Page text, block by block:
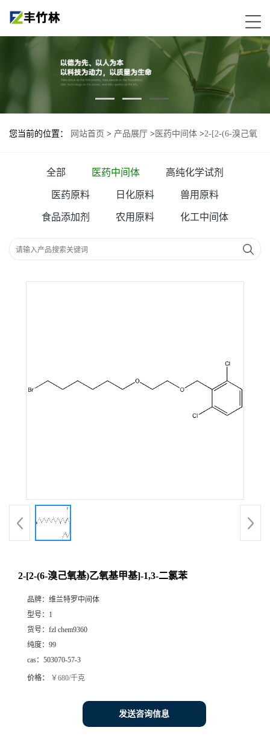
您当前的位置： 网站首页 > 产品展厅 > 医药中间体 >2-[2-(6-溴己氧
全部 医药中间体 高纯化学试剂
医药原料 日化原料 兽用原料
食品添加剂 农用原料 化工中间体
2-[2-(6-溴己氧基)乙氧基甲基]-1,3-二氯苯
品牌： 维兰特罗中间体
型号： 1
货号： fzl chem9360
纯度： 99
cas： 503070-57-3
价格： ￥680/千克
发送咨询信息